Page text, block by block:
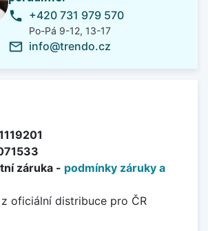
phone +420 731 979 570
Po-Pá 9-12, 13-17
mail_outline info@trendo.cz
záruka - podmínky záruky a
oficiální distribuce pro ČR